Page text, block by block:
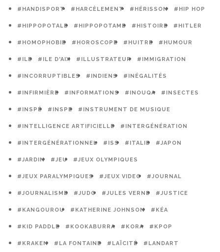
#HANDISPORT #HARCÈLEMENT #HÉRISSON #HIP HOP
#HIPPOPOTALE #HIPPOPOTAME #HISTOIRE #HITLER
#HOMOPHOBIE #HOROSCOPE #HUITRE #HUMOUR
#ILE #ILE D'AIX #ILLUSTRATEUR #IMMIGRATION
#INCORRUPTIBLES #INDIENS #INÉGALITÉS
#INFIRMIÈRE #INFORMATIONS #INOUQA #INSECTES
#INSPÉ #INSPE #INSTRUMENT DE MUSIQUE
#INTELLIGENCE ARTIFICIELLE #INTERGÉNÉRATION
#INTERGÉNÉRATIONNEL #ISS #ITALIE #JAPON
#JARDIN #JEU #JEUX OLYMPIQUES
#JEUX PARALYMPIQUES #JEUX VIDEO #JOURNAL
#JOURNALISME #JUDO #JULES VERNE #JUSTICE
#KANGOUROU #KATHERINE JOHNSON #KÉA
#KID PADDLE #KOOKABURRA #KORA #KPOP
#KRAKEN #LA FONTAINE #LAÏCITÉ #LANDART